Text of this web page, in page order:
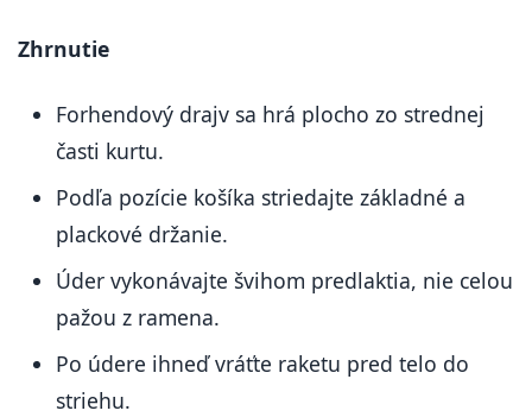
Zhrnutie
Forhendový drajv sa hrá plocho zo strednej
časti kurtu.
Podľa pozície košíka striedajte základné a
plackové držanie.
Úder vykonávajte švihom predlaktia, nie celou
pažou z ramena.
Po údere ihneď vráťte raketu pred telo do
striehu.